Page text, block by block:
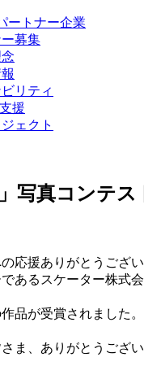
ートナー企業
募集
リティ
援
ェクト
写真コンテ
応援ありがとうござい
あるスケーター株式
品が受賞されました
ま、ありがとうござい